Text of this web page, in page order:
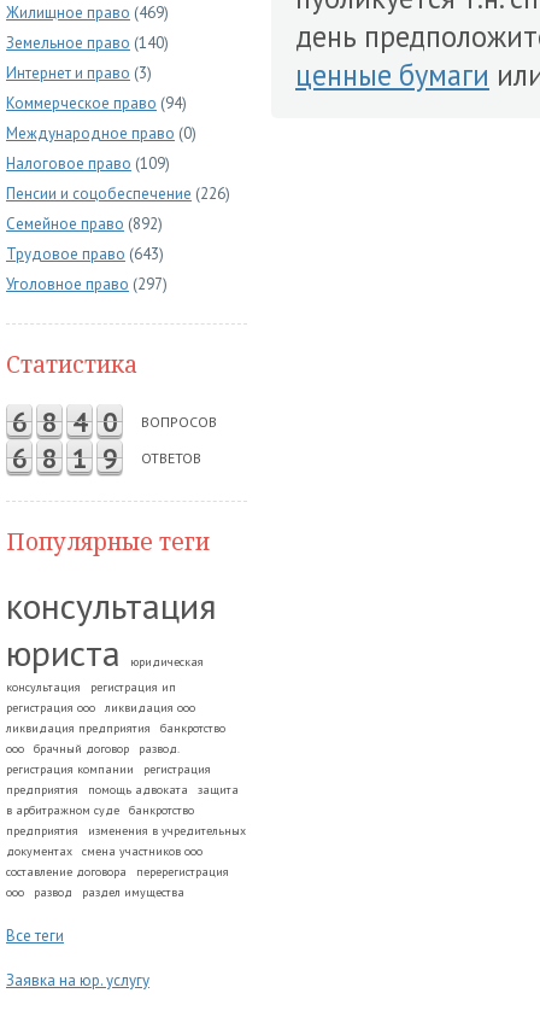
Жилищное право (469)
Земельное право (140)
Интернет и право (3)
Коммерческое право (94)
Международное право (0)
Налоговое право (109)
Пенсии и соцобеспечение (226)
Семейное право (892)
Трудовое право (643)
Уголовное право (297)
Статистика
6 8 4 0 ВОПРОСОВ
6 8 1 9 ОТВЕТОВ
Популярные теги
консультация
юриста
юридическая
консультация
регистрация ип
регистрация ооо
ликвидация ооо
ликвидация предприятия
банкротство
ооо
брачный договор
развод.
регистрация компании
регистрация
предприятия
помощь адвоката
защита
в арбитражном суде
банкротство
предприятия
изменения в учредительных
документах
смена участников ооо
составление договора
перерегистрация
ооо
развод раздел имущества
Все теги
Заявка на юр. услугу
день
ценные бумаги